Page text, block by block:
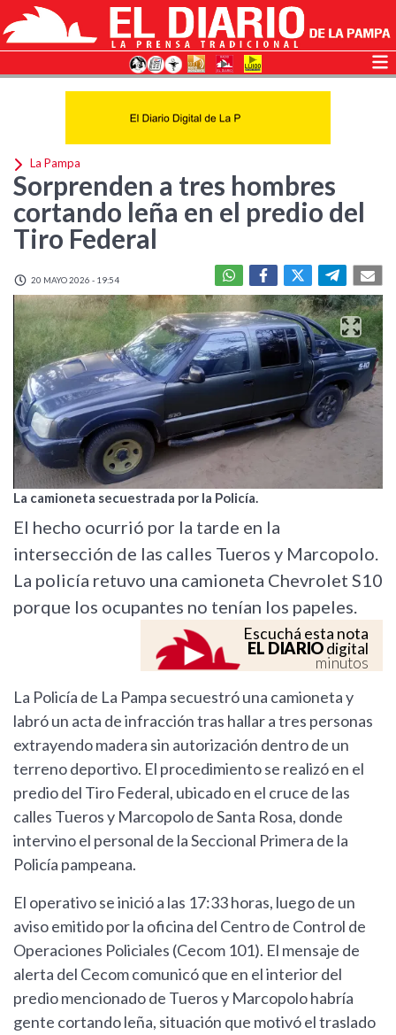
La Pampa
Sorprenden a tres hombres
cortando leña en el predio del
Tiro Federal
20 MAYO 2026 - 19:54
La camioneta secuestrada por la Policía.
El hecho ocurrió por la tarde en la
intersección de las calles Tueros y Marcopolo.
La policía retuvo una camioneta Chevrolet S10
porque los ocupantes no tenían los papeles.
Escuchá esta nota
EL DIARIOdigital
minutos
La Policía de La Pampa secuestró una camioneta y
labró un acta de infracción tras hallar a tres personas
extrayendo madera sin autorización dentro de un
terreno deportivo. El procedimiento se realizó en el
predio del Tiro Federal, ubicado en el cruce de las
calles Tueros y Marcopolo de Santa Rosa, donde
intervino el personal de la Seccional Primera de la
Policía pampeana.
El operativo se inició a las 17:33 horas, luego de un
aviso emitido por la oficina del Centro de Control de
Operaciones Policiales (Cecom 101). El mensaje de
alerta del Cecom comunicó que en el interior del
predio mencionado de Tueros y Marcopolo habría
gente cortando leña, situación que motivó el traslado